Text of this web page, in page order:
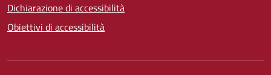
Dichiarazione di accessibilità
Obiettivi di accessibilità